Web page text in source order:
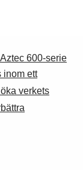
600-serie
inom ett
verkets